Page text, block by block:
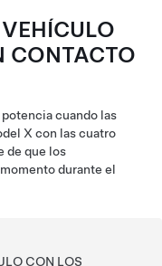
CONTACTO
cuando las
X con las cuatro
de que los
durante el
CON LOS